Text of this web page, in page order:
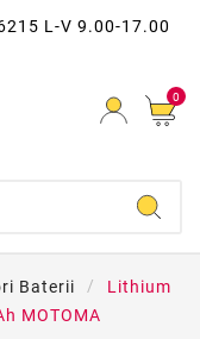
L-V 9.00-17.00
0
Baterii
Lithium
MOTOMA